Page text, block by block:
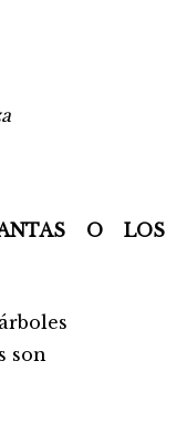
O LOS
son